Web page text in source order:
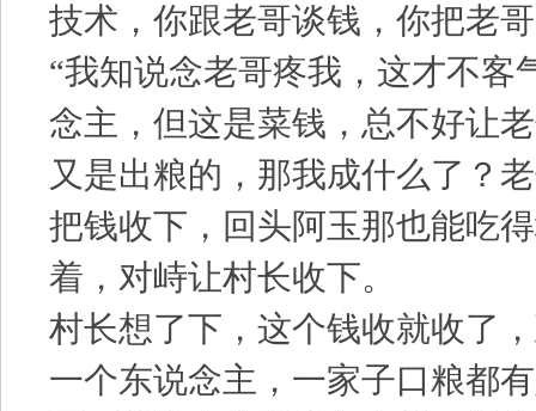
技术，你跟老哥谈钱，你把老
“我知说念老哥疼我，这才不客
念主，但这是菜钱，总不好让
又是出粮的，那我成什么了？
把钱收下，回头阿玉那也能吃
着，对峙让村长收下。
村长想了下，这个钱收就收了
一个东说念主，一家子口粮都